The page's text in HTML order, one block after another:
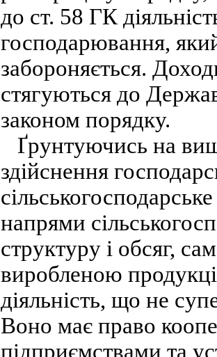
до ст. 58 ГК
господарювання,
забороняється.
стягуються до
законом порядку.
Ґрунтуючись на
здійснення
напрями
структуру і обсяг,
виробленою
діяльність, що не
Воно має право
підприємствами та